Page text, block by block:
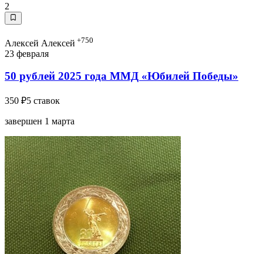
2
Алексей Алексей +750
23 февраля
50 рублей 2025 года ММД «Юбилей Победы»
350 ₽5 ставок
завершен 1 марта